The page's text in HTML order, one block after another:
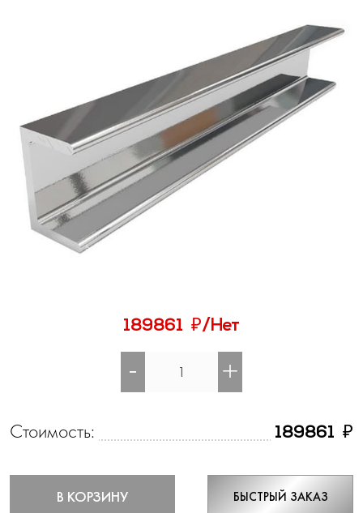
189861 ₽/Нет
- +
Стоимость: 189861 ₽
В КОРЗИНУ БЫСТРЫЙ ЗАКАЗ